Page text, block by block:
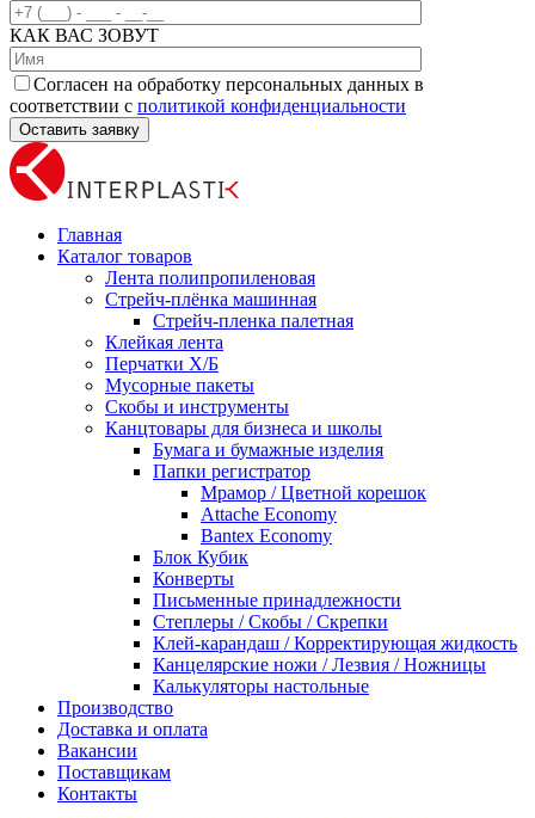
КАК ВАС ЗОВУТ
Согласен на обработку персональных данных в
соответствии с политикой конфиденциальности
Главная
Каталог товаров
Лента полипропиленовая
Стрейч-плёнка машинная
Стрейч-пленка палетная
Клейкая лента
Перчатки Х/Б
Мусорные пакеты
Скобы и инструменты
Канцтовары для бизнеса и школы
Бумага и бумажные изделия
Папки регистратор
Мрамор / Цветной корешок
Attache Economy
Bantex Economy
Блок Кубик
Конверты
Письменные принадлежности
Степлеры / Скобы / Скрепки
Клей-карандаш / Корректирующая жидкость
Канцелярские ножи / Лезвия / Ножницы
Калькуляторы настольные
Производство
Доставка и оплата
Вакансии
Поставщикам
Контакты